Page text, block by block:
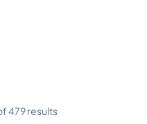
479results